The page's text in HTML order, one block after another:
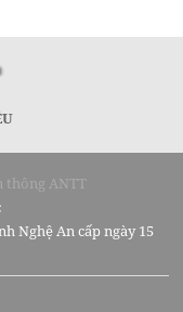
thông ANTT
Nghệ An cấp ngày 15